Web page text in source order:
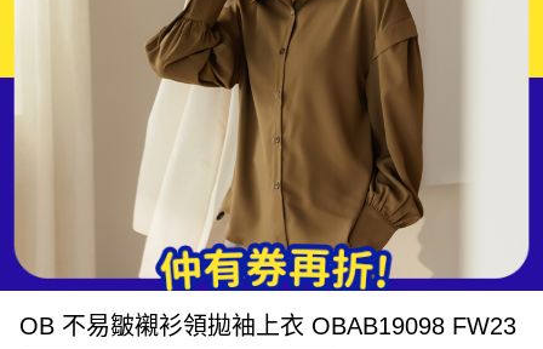
OB 不易皺襯衫領拋袖上衣 OBAB19098 FW23